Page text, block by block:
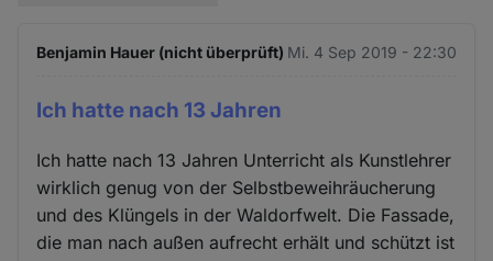
Benjamin Hauer (nicht überprüft) Mi. 4 Sep 2019 - 22:30
Ich hatte nach 13 Jahren
Ich hatte nach 13 Jahren Unterricht als Kunstlehrer
wirklich genug von der Selbstbeweihräucherung
und des Klüngels in der Waldorfwelt. Die Fassade,
die man nach außen aufrecht erhält und schützt ist